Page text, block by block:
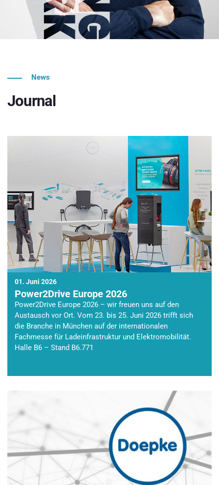
News
Journal
01. Juni 2026
Power2Drive Europe 2026
Power2Drive Europe 2026 – wir freuen uns auf den
Austausch vor Ort. Vom 23. bis 25. Juni 2026 trifft sich
die Branche in München auf der internationalen
Fachmesse für Ladeinfrastruktur und Elektromobilität.
Halle B6 – Stand B6.771